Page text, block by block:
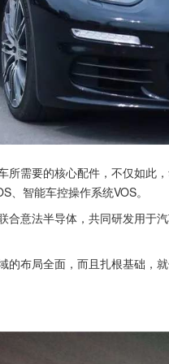
所需要的核心配件，不仅如此
、智能车控操作系统VOS。
合意法半导体，共同研发用于
的布局全面，而且扎根基础，